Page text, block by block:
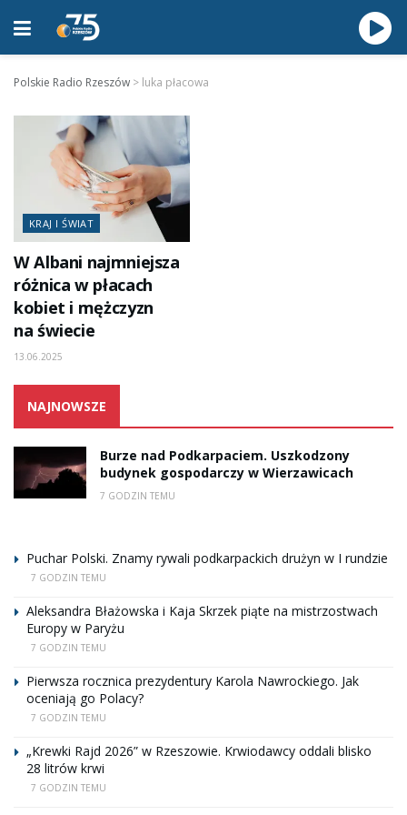
Polskie Radio Rzeszów > luka płacowa
KRAJ I ŚWIAT
W Albani najmniejsza
różnica w płacach
kobiet i mężczyzn
na świecie
13.06.2025
NAJNOWSZE
Burze nad Podkarpaciem. Uszkodzony
budynek gospodarczy w Wierzawicach
7 GODZIN TEMU
Puchar Polski. Znamy rywali podkarpackich drużyn w I rundzie
7 GODZIN TEMU
Aleksandra Błażowska i Kaja Skrzek piąte na mistrzostwach
Europy w Paryżu
7 GODZIN TEMU
Pierwsza rocznica prezydentury Karola Nawrockiego. Jak
oceniają go Polacy?
7 GODZIN TEMU
„Krewki Rajd 2026” w Rzeszowie. Krwiodawcy oddali blisko
28 litrów krwi
7 GODZIN TEMU